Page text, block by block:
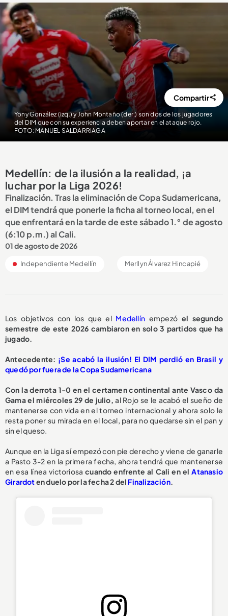
Yony González (izq.) y John Montaño (der.) son dos de los jugadores
del DIM que con su experiencia deben aportar en el ataque rojo.
FOTO: MANUEL SALDARRIAGA
Compartir
Medellín: de la ilusión a la realidad, ¡a
luchar por la Liga 2026!
Finalización. Tras la eliminación de Copa Sudamericana,
el DIM tendrá que ponerle la ficha al torneo local, en el
que enfrentará en la tarde de este sábado 1.° de agosto
(6:10 p.m.) al Cali.
01 de agosto de 2026
Independiente Medellín Merllyn Álvarez Hincapié
Los objetivos con los que el Medellín empezóel segundo
semestre de este 2026 cambiaron en solo 3 partidos que ha
jugado.
Antecedente: ¡Se acabó la ilusión! El DIM perdió en Brasil y
quedó por fuera de la Copa Sudamericana
Con la derrota 1-0 en el certamen continental ante Vasco da
Gama el miércoles 29 de julio, al Rojo se le acabó el sueño de
mantenerse con vida en el torneo internacional y ahora solo le
resta poner su mirada en el local, para no quedarse sin el pan y
sin el queso.
Aunque en la Liga sí empezó con pie derecho y viene de ganarle
a Pasto 3-2 en la primera fecha, ahora tendrá que mantenerse
en esa línea victoriosacuando enfrente al Cali en elAtanasio
Girardoten duelo por la fecha 2 del Finalización.